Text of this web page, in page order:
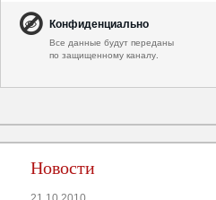
Конфиденциально
Все данные будут переданы
по защищенному каналу.
Новости